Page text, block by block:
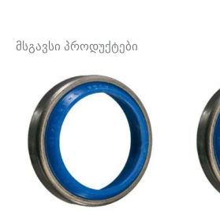
მსგავსი პროდუქტები